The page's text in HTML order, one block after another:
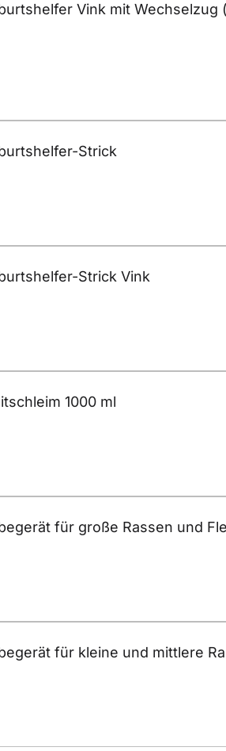
Vink mit Wechselzug
Strick
Strick Vink
1000 ml
für große Rassen und
für kleine und mittlere